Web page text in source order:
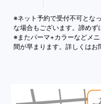
※ネット予約で受付不可とな
な場合もございます。諦めず
※またパーマ+カラーなどメ
間が早まります。詳しくはお